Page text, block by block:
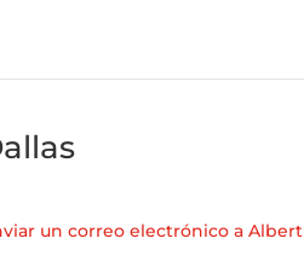
un correo electrónico a Albert